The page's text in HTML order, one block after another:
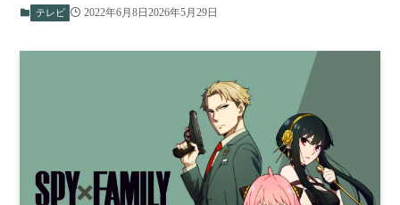
テレビ 2022年6月8日2026年5月29日